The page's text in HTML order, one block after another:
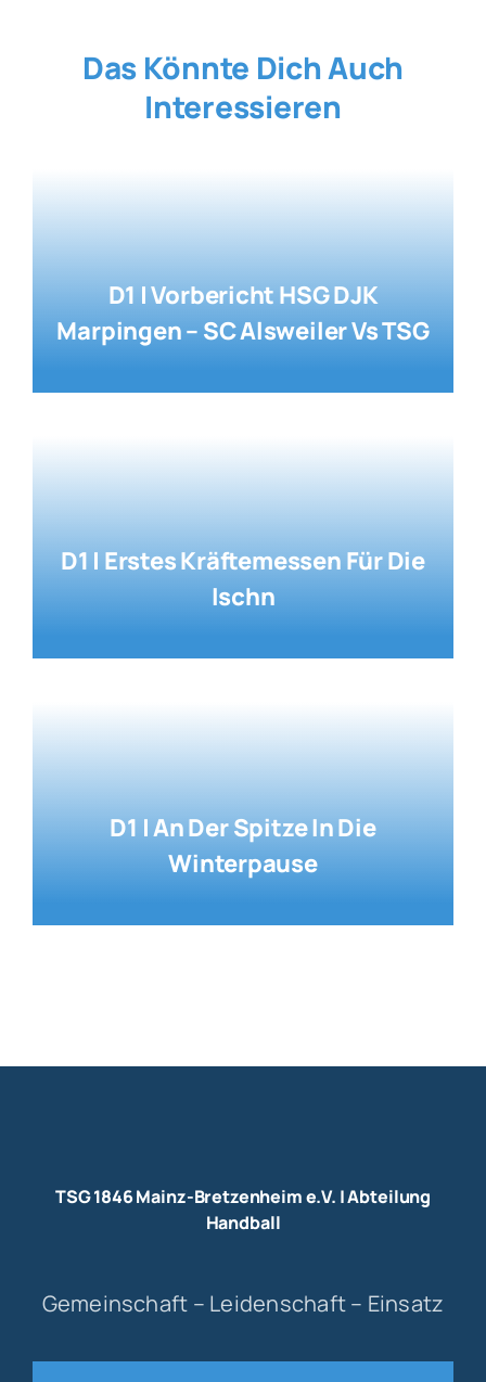
Das Könnte Dich Auch
Interessieren
D1 | Vorbericht HSG DJK
Marpingen – SC Alsweiler Vs TSG
D1 | Erstes Kräftemessen Für Die
Ischn
D1 | An Der Spitze In Die
Winterpause
TSG 1846 Mainz-Bretzenheim e.V. | Abteilung
Handball
Gemeinschaft – Leidenschaft – Einsatz